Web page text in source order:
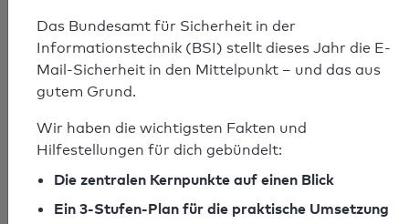
leroy.no
bestanden
Es konnten kein Nameserver für die
Domain "_spf.z.lsg.no" ermittelt
werden.
Das Bundesamt für Sicherheit in der
Informationstechnik (BSI) stellt dieses Jahr die E-
Mail-Sicherheit in den Mittelpunkt – und das aus
gutem Grund.
Wir haben die wichtigsten Fakten und
Hilfestellungen für dich gebündelt:
Die zentralen Kernpunkte auf einen Blick
Ein 3-Stufen-Plan für die praktische Umsetzung